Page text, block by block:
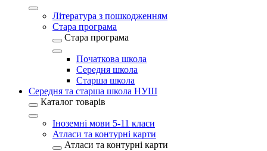
Література з пошкодженням
Стара програма
Стара програма
Початкова школа
Середня школа
Старша школа
Середня та старша школа НУШ
Каталог товарів
Іноземні мови 5-11 класи
Атласи та контурні карти
Атласи та контурні карти